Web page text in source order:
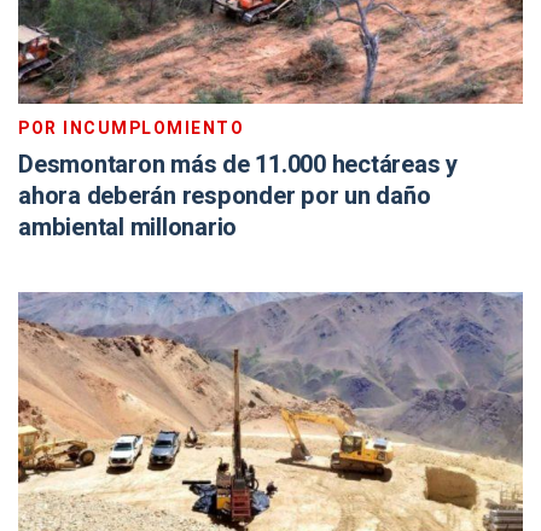
POR INCUMPLOMIENTO
Desmontaron más de 11.000 hectáreas y
ahora deberán responder por un daño
ambiental millonario